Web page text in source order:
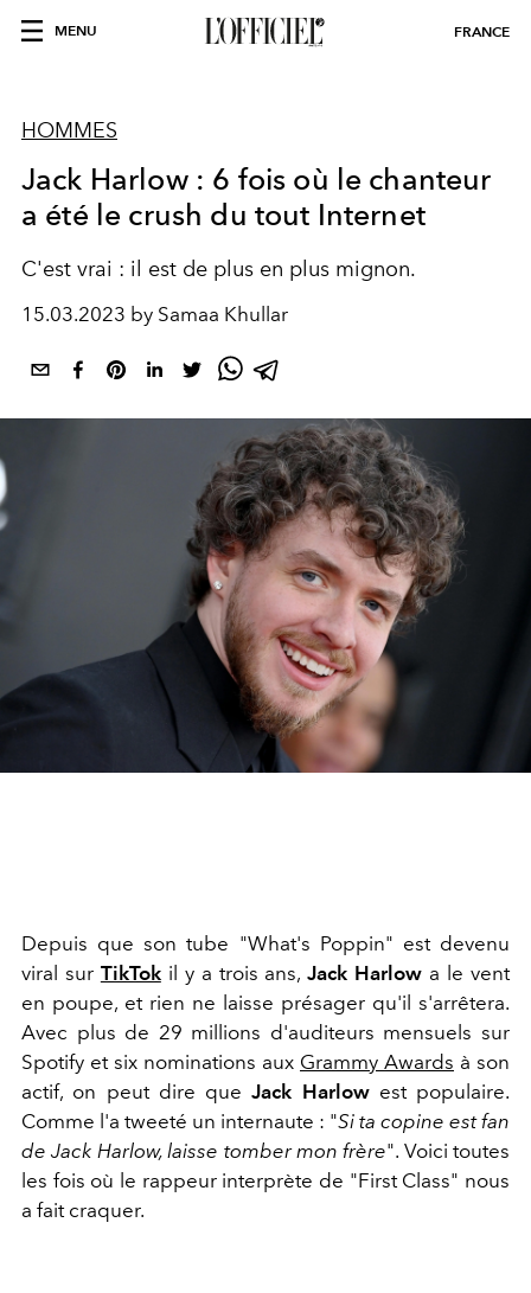
MENU FRANCE
HOMMES
Jack Harlow : 6 fois où le chanteur
a été le crush du tout Internet
C'est vrai : il est de plus en plus mignon.
15.03.2023 by Samaa Khullar
Depuis que son tube "What's Poppin" est devenu
viral sur TikTokil y a trois ans,Jack Harlow a le vent
en poupe, et rien ne laisse présager qu'il s'arrêtera.
Avec plus de 29 millions d'auditeurs mensuels sur
Spotify et six nominations aux Grammy Awards à son
actif, on peut dire queJack Harlowest populaire.
Comme l'a tweeté un internaute : "Si ta copine est fan
de Jack Harlow, laisse tomber mon frère". Voici toutes
les fois où le rappeur interprète de "First Class" nous
a fait craquer.